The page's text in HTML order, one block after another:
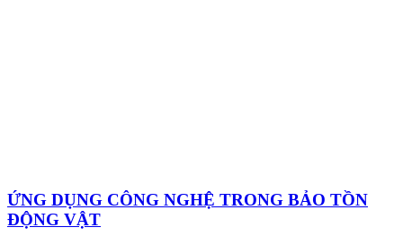
ỨNG DỤNG CÔNG NGHỆ TRONG BẢO TỒN
ĐỘNG VẬT